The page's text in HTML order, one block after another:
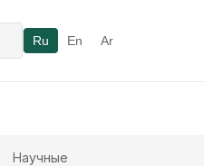
Ru En Ar
Научные